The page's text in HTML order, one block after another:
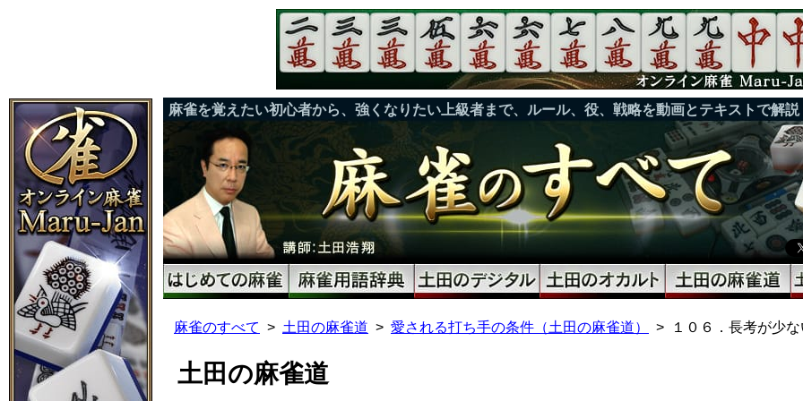
麻雀を覚えたい初心者から、強くなりたい上級者まで、ルール、役、戦略を動画とテキストで解説
麻雀のすべて 土田の麻雀道 愛される打ち手の条件（土田の麻雀道） １０６．長考が少
土田の麻雀道